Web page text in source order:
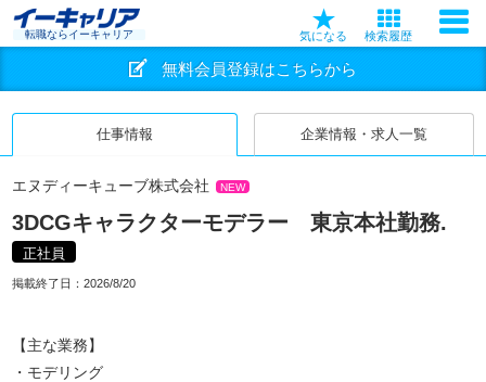
転職ならイーキャリア 気になる 検索履歴
無料会員登録はこちらから
仕事情報 企業情報・求人一覧
エヌディーキューブ株式会社 NEW
3DCGキャラクターモデラー 東京本社勤務.
正社員
掲載終了日： 2026/8/20
【主な業務】
・モデリング